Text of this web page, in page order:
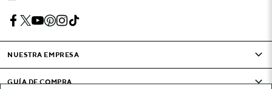
NUESTRA EMPRESA
GUÍA DE COMPRA